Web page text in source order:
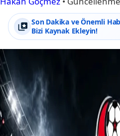
Son Dakika ve Önemli
Bizi Kaynak Ekleyin!